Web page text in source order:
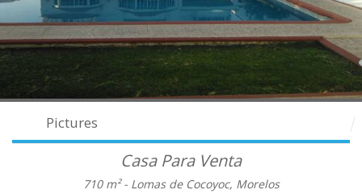
Pictures
Casa Para Venta
710 m² - Lomas de Cocoyoc, Morelos